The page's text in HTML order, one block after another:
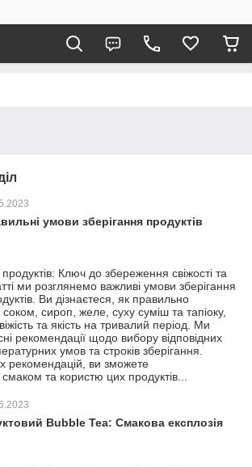
умови зберігання продуктів
Ключ до збереження свіжості та
ми розглянемо важливі умови зберігання
Ви дізнаєтеся, як правильно
соком, сироп, желе, суху суміш та тапіоку,
та якість на тривалий період. Ми
рекомендації щодо вибору відповідних
умов та строків зберігання.
рекомендацій, ви зможете
та користю цих продуктів...
Bubble Tea: Смакова експлозія